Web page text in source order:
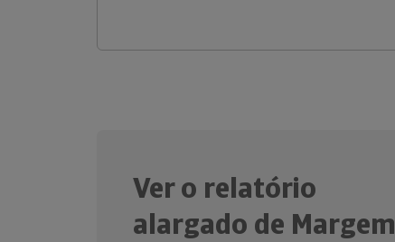
Ver o relatório
alargado de Margem